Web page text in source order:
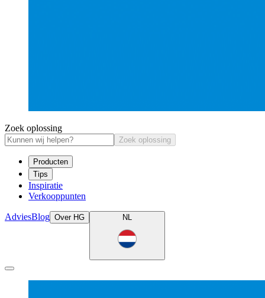
Zoek oplossing
Zoek oplossing
Producten
Tips
Inspiratie
Verkooppunten
AdviesBlog Over HG NL